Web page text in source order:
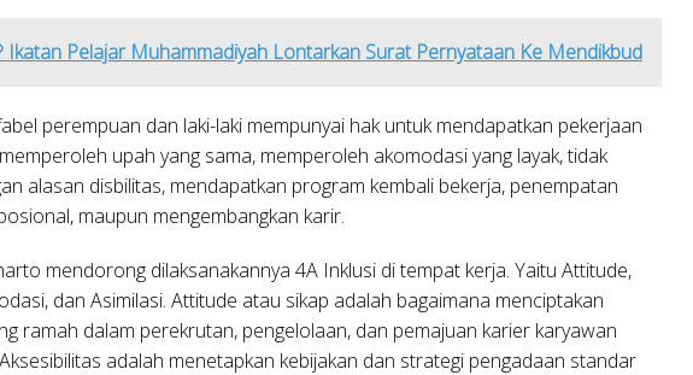
Ikatan Pelajar Muhammadiyah Lontarkan Surat Pernyataan Ke Mendikbud
perempuan dan laki-laki mempunyai hak untuk mendapatkan pekerjaan
upah yang sama, memperoleh akomodasi yang layak, tidak
alasan disbilitas, mendapatkan program kembali bekerja, penempatan
maupun mengembangkan karir.
mendorong dilaksanakannya 4A Inklusi di tempat kerja. Yaitu Attitude,
dan Asimilasi. Attitude atau sikap adalah bagaimana menciptakan
ramah dalam perekrutan, pengelolaan, dan pemajuan karier karyawan
adalah menetapkan kebijakan dan strategi pengadaan standar